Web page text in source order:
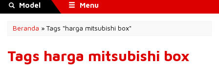
Model Menu
Beranda »Tags "harga mitsubishi box"
Tags harga mitsubishi box